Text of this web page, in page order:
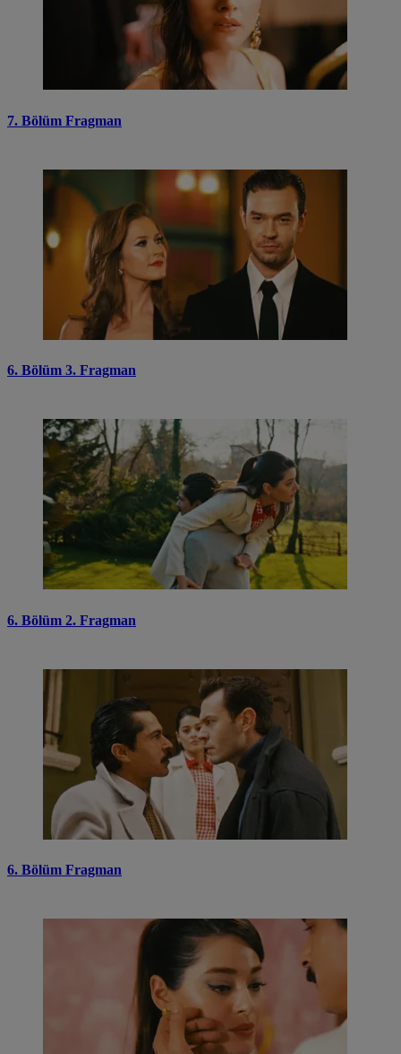
7. Bölüm Fragman
6. Bölüm 3. Fragman
6. Bölüm 2. Fragman
6. Bölüm Fragman